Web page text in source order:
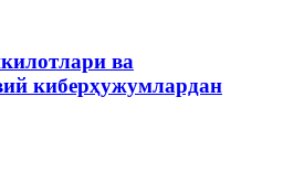
ва
киберҳужумлардан